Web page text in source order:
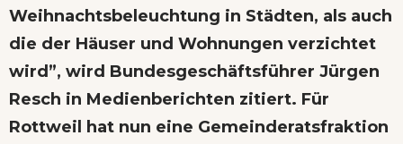
Weihnachtsbeleuchtung in Städten, als auch
die der Häuser und Wohnungen verzichtet
wird”, wird Bundesgeschäftsführer Jürgen
Resch in Medienberichten zitiert. Für
Rottweil hat nun eine Gemeinderatsfraktion